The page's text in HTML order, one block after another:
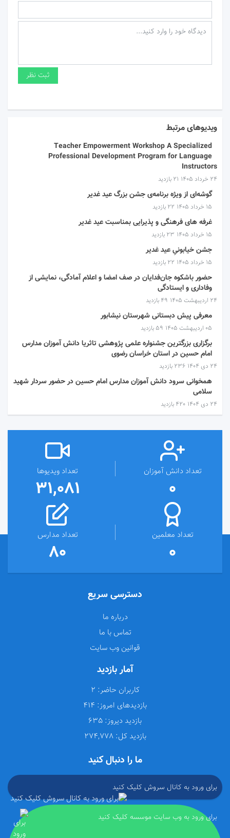
ویدیوهای مرتبط
Teacher Empowerment Workshop A Specialized
Professional Development Program for Language
Instructors
۲۴ خرداد ۱۴۰۵ 21 بازدید
گوشه‌ای از ویژه برنامه‌ی جشن بزرگ عید غدیر
۱۵ خرداد ۱۴۰۵ 22 بازدید
غرفه های فرهنگی و پذیرایی بمناسبت عید غدیر
۱۵ خرداد ۱۴۰۵ 23 بازدید
جشن خیابونیِ عید غدیر
۱۵ خرداد ۱۴۰۵ 22 بازدید
حضور باشکوه جان‌فدایان در صف امضا و اعلام آمادگی، نمایشی از
وفاداری و ایستادگی
۲۴ اردیبهشت ۱۴۰۵ 49 بازدید
معرفی پیش دبستانی شهرستان نیشابور
۰۵ اردیبهشت ۱۴۰۵ 59 بازدید
برگزاری بزرگترین جشنواره علمی پژوهشی تاثریا دانش آموزان مدارس
امام حسین در استان خراسان رضوی
۲۴ دی ۱۴۰۴ 236 بازدید
همخوانی سرود دانش آموزان مدارس امام حسین در حضور سردار شهید
سلامی
۲۴ دی ۱۴۰۴ 420 بازدید
تعداد دانش آموزان
0
تعداد ویدیوها
31,081
تعداد معلمین
0
تعداد مدارس
80
دسترسی سریع
درباره ما
تماس با ما
قوانین وب سایت
آمار بازدید
کاربران حاضر:
بازدیدهای امروز:
بازدید دیروز:
بازدید کل: 274,778
ما را دنبال کنید
برای ورود به کانال سروش کلیک کنید
برای ورود به وب سایت موسسه کلیک کنید